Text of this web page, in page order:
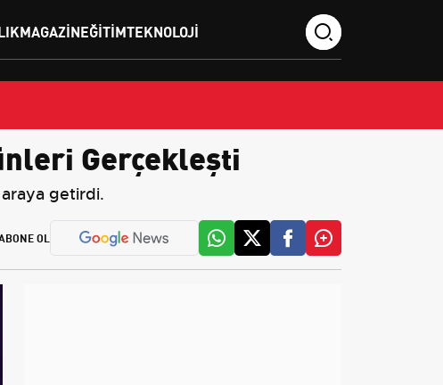
MAGAZINEĞITIMTEKNOLOJI
Gerçekleşti
getirdi.
OL